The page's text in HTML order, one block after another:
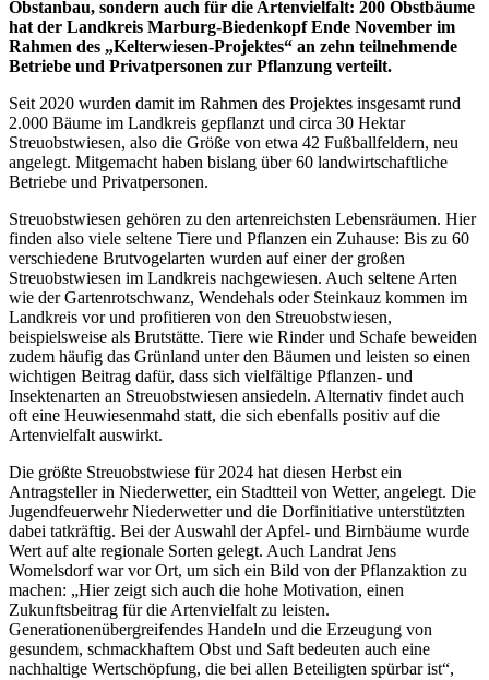
Obstanbau, sondern auch für die Artenvielfalt: 200 Obstbäume
hat der Landkreis Marburg-Biedenkopf Ende November im
Rahmen des „Kelterwiesen-Projektes“ an zehn teilnehmende
Betriebe und Privatpersonen zur Pflanzung verteilt.
Seit 2020 wurden damit im Rahmen des Projektes insgesamt rund
2.000 Bäume im Landkreis gepflanzt und circa 30 Hektar
Streuobstwiesen, also die Größe von etwa 42 Fußballfeldern, neu
angelegt. Mitgemacht haben bislang über 60 landwirtschaftliche
Betriebe und Privatpersonen.
Streuobstwiesen gehören zu den artenreichsten Lebensräumen. Hier
finden also viele seltene Tiere und Pflanzen ein Zuhause: Bis zu 60
verschiedene Brutvogelarten wurden auf einer der großen
Streuobstwiesen im Landkreis nachgewiesen. Auch seltene Arten
wie der Gartenrotschwanz, Wendehals oder Steinkauz kommen im
Landkreis vor und profitieren von den Streuobstwiesen,
beispielsweise als Brutstätte. Tiere wie Rinder und Schafe beweiden
zudem häufig das Grünland unter den Bäumen und leisten so einen
wichtigen Beitrag dafür, dass sich vielfältige Pflanzen- und
Insektenarten an Streuobstwiesen ansiedeln. Alternativ findet auch
oft eine Heuwiesenmahd statt, die sich ebenfalls positiv auf die
Artenvielfalt auswirkt.
Die größte Streuobstwiese für 2024 hat diesen Herbst ein
Antragsteller in Niederwetter, ein Stadtteil von Wetter, angelegt. Die
Jugendfeuerwehr Niederwetter und die Dorfinitiative unterstützten
dabei tatkräftig. Bei der Auswahl der Apfel- und Birnbäume wurde
Wert auf alte regionale Sorten gelegt. Auch Landrat Jens
Womelsdorf war vor Ort, um sich ein Bild von der Pflanzaktion zu
machen: „Hier zeigt sich auch die hohe Motivation, einen
Zukunftsbeitrag für die Artenvielfalt zu leisten.
Generationenübergreifendes Handeln und die Erzeugung von
gesundem, schmackhaftem Obst und Saft bedeuten auch eine
nachhaltige Wertschöpfung, die bei allen Beteiligten spürbar ist“,